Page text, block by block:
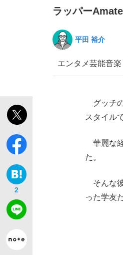
ラッパー
平田 裕介
エンタメ芸能音楽
2
グッチ
スタイル
華麗な
た。
そんな
った学友